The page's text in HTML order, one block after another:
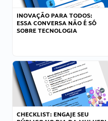
INOVAÇÃO PARA TODOS:
ESSA CONVERSA NÃO É SÓ
SOBRE TECNOLOGIA
CHECKLIST: ENGAJE SEU